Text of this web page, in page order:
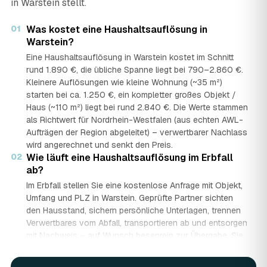
in Warstein stellt.
01 Was kostet eine Haushaltsauflösung in
Warstein?
Eine Haushaltsauflösung in Warstein kostet im Schnitt
rund 1.890 €, die übliche Spanne liegt bei 790–2.860 €.
Kleinere Auflösungen wie kleine Wohnung (~35 m²)
starten bei ca. 1.250 €, ein kompletter großes Objekt /
Haus (~110 m²) liegt bei rund 2.840 €. Die Werte stammen
als Richtwert für Nordrhein-Westfalen (aus echten AWL-
Aufträgen der Region abgeleitet) – verwertbarer Nachlass
wird angerechnet und senkt den Preis.
02 Wie läuft eine Haushaltsauflösung im Erbfall
ab?
Im Erbfall stellen Sie eine kostenlose Anfrage mit Objekt,
Umfang und PLZ in Warstein. Geprüfte Partner sichten
den Hausstand, sichern persönliche Unterlagen, trennen
Verwertbares vom Abfall, transportieren ab und entsorgen
mit Nachweis – auf Wunsch besenrein zur Übergabe. Sie
Ruhe, gerade wenn mehrere Erben beteiligt sind.